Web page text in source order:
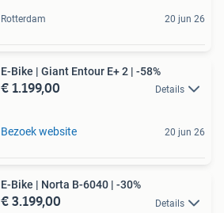
Rotterdam 20 jun 26
E-Bike | Giant Entour E+ 2 | -58%
€ 1.199,00 Details
Bezoek website 20 jun 26
E-Bike | Norta B-6040 | -30%
€ 3.199,00 Details